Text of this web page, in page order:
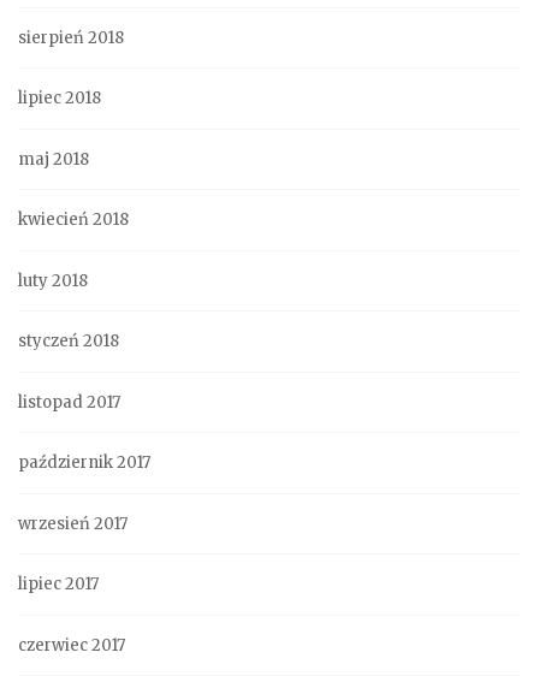
sierpień 2018
lipiec 2018
maj 2018
kwiecień 2018
luty 2018
styczeń 2018
listopad 2017
październik 2017
wrzesień 2017
lipiec 2017
czerwiec 2017